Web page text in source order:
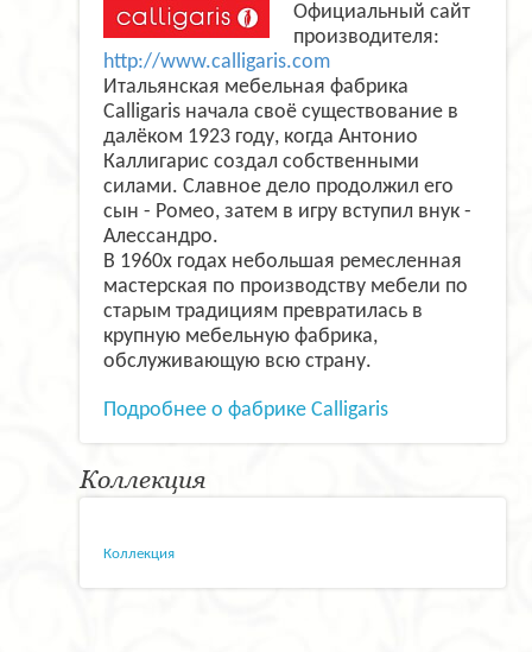
Официальный сайт
производителя:
http://www.calligaris.com
Итальянская мебельная фабрика
Calligaris начала своё существование в
далёком 1923 году, когда Антонио
Каллигарис создал собственными
силами. Славное дело продолжил его
сын - Ромео, затем в игру вступил внук -
Алессандро.
В 1960х годах небольшая ремесленная
мастерская по производству мебели по
старым традициям превратилась в
крупную мебельную фабрика,
обслуживающую всю страну.
Подробнее о фабрике Calligaris
Коллекция
Коллекция